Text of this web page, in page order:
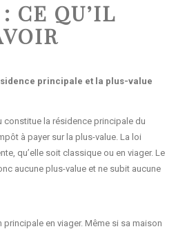
CE QU’IL
principale et la plus-value
constitue la résidence principale du
à payer sur la plus-value. La loi
qu’elle soit classique ou en viager. Le
aucune plus-value et ne subit aucune
principale en viager. Même si sa maison